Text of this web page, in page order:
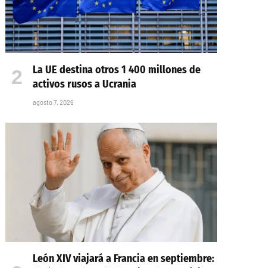
La UE destina otros 1 400 millones de
activos rusos a Ucrania
agosto 7, 2026
León XIV viajará a Francia en septiembre: